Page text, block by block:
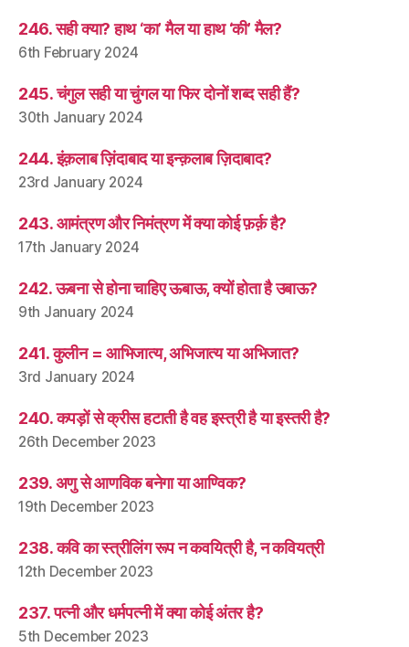
246. सही क्या? हाथ ‘का’ मैल या हाथ ‘की’ मैल?
6th February 2024
245. चंगुल सही या चुंगल या फिर दोनों शब्द सही हैं?
30th January 2024
244. इंक़लाब ज़िंदाबाद या इन्क़लाब ज़िदाबाद?
23rd January 2024
243. आमंत्रण और निमंत्रण में क्या कोई फ़र्क़ है?
17th January 2024
242. ऊबना से होना चाहिए ऊबाऊ, क्यों होता है उबाऊ?
9th January 2024
241. कुलीन = आभिजात्य, अभिजात्य या अभिजात?
3rd January 2024
240. कपड़ों से क्रीस हटाती है वह इस्त्री है या इस्तरी है?
26th December 2023
239. अणु से आणविक बनेगा या आण्विक?
19th December 2023
238. कवि का स्त्रीलिंग रूप न कवयित्री है, न कवियत्री
12th December 2023
237. पत्नी और धर्मपत्नी में क्या कोई अंतर है?
5th December 2023